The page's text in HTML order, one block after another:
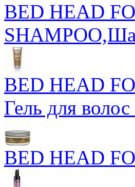
BED HEAD
BED HEAD
Гель для
BED HEAD